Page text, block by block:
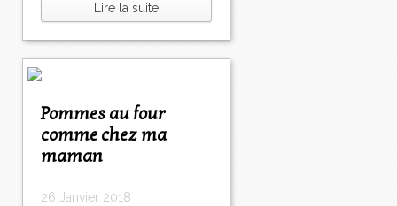
Lire la suite
Pommes au four
comme chez ma
maman
26 Janvier 2018